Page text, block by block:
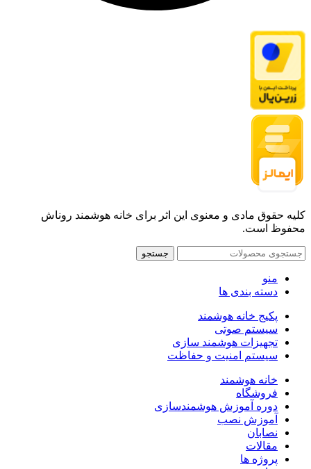
کلیه حقوق مادی و معنوی این اثر برای خانه هوشمند روناش
محفوظ است.
جستجو
منو
دسته بندی ها
پکیج خانه هوشمند
سیستم صوتی
تجهیزات هوشمند سازی
سیستم امنیت و حفاظت
خانه هوشمند
فروشگاه
دوره آموزش هوشمندسازی
آموزش نصب
نصابان
مقالات
پروژه ها